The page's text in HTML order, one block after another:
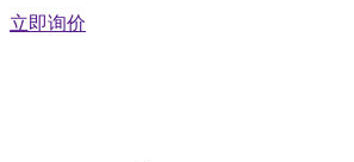
立即询价